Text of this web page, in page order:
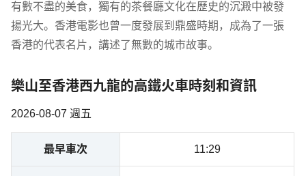
有數不盡的美食，獨有的茶餐廳文化在歷史的沉澱中被發
揚光大。香港電影也曾一度發展到鼎盛時期，成為了一張
香港的代表名片，講述了無數的城市故事。
樂山至香港西九龍的高鐵火車時刻和資訊
2026-08-07 週五
最早車次 11:29